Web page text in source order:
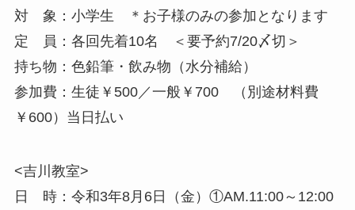
対 象：小学生 ＊お子様のみの参加となります
定 員：各回先着10名 ＜要予約7/20〆切＞
持ち物：色鉛筆・飲み物（水分補給）
参加費：生徒￥500／一般￥700 （別途材料費
￥600）当日払い
<吉川教室>
日 時：令和3年8月6日（金）①AM.11:00～12:00